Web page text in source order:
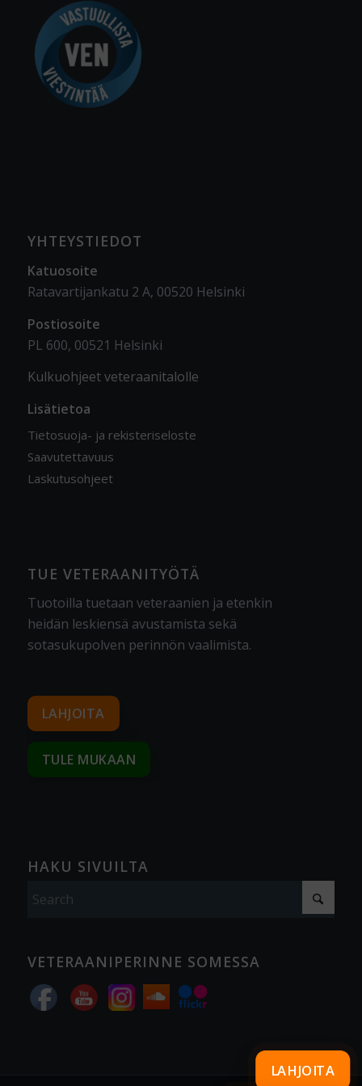
YHTEYSTIEDOT
Katuosoite
Ratavartijankatu 2 A, 00520 Helsinki
Postiosoite
PL 600, 00521 Helsinki
Kulkuohjeet veteraanitalolle
Lisätietoa
Tietosuoja- ja rekisteriseloste
Saavutettavuus
Laskutusohjeet
TUE VETERAANITYÖTÄ
Tuotoilla tuetaan veteraanien ja etenkin
heidän leskiensä avustamista sekä
sotasukupolven perinnön vaalimista.
LAHJOITA
TULE MUKAAN
HAKU SIVUILTA
VETERAANIPERINNE SOMESSA
LAHJOITA